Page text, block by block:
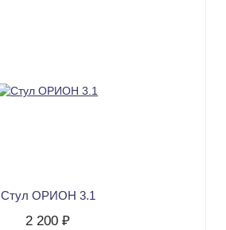
Стул ОРИОН 3.1
2 200 ₽